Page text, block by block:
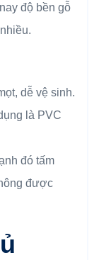
độ bền gỗ
dễ vệ sinh.
là PVC
đó tấm
được